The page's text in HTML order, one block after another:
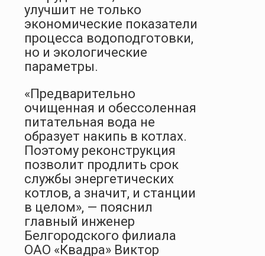
улучшит не только
экономические показатели
процесса водоподготовки,
но и экологические
параметры.
«Предварительно
очищенная и обессоленная
питательная вода не
образует накипь в котлах.
Поэтому реконструкция
позволит продлить срок
службы энергетических
котлов, а значит, и станции
в целом», — пояснил
главный инженер
Белгородского филиала
ОАО «Квадра» Виктор